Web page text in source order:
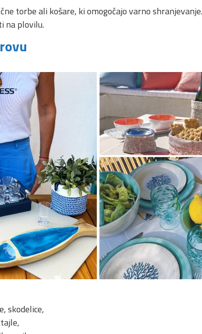
torbe ali košare, ki omogočajo varno
na plovilu.
skodelice,